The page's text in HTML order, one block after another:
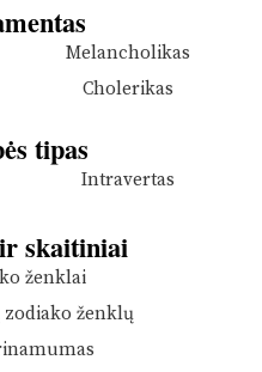
Melancholikas
Cholerikas
tipas
Intravertas
skaitiniai
ženklai
ženklų